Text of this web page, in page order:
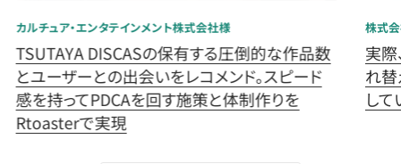
カルチュア・エンタテインメント株式会社様
TSUTAYA DISCASの保有する圧倒的な作品数
とユーザーとの出会いをレコメンド。スピード
感を持ってPDCAを回す施策と体制作りを
Rtoasterで実現
株式
実際
れ替
し